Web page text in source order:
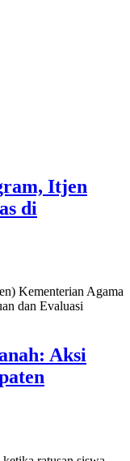
Itjen
di
Kementerian Agama
dan Evaluasi
Aksi